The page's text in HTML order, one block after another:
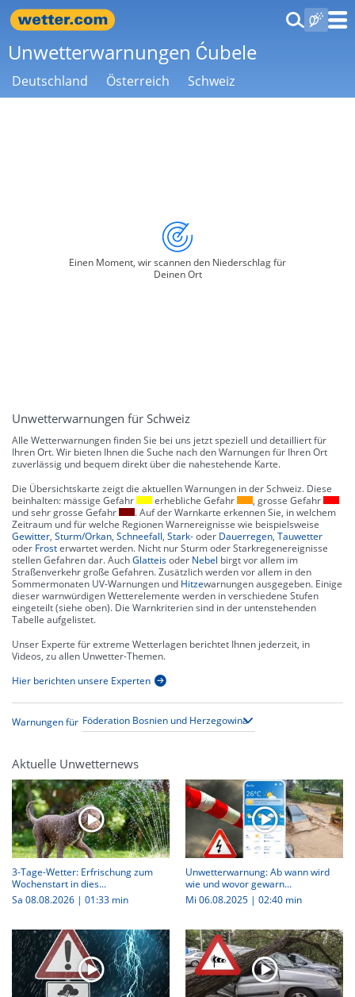
Unwetterwarnungen Ćubele
Deutschland Österreich Schweiz
Einen Moment, wir scannen den Niederschlag für
Deinen Ort
Unwetterwarnungen für Schweiz
Alle Wetterwarnungen finden Sie bei uns jetzt speziell und detailliert für
Ihren Ort. Wir bieten Ihnen die Suche nach den Warnungen für Ihren Ort
zuverlässig und bequem direkt über die nahestehende Karte.
Die Übersichtskarte zeigt die aktuellen Warnungen in der Schweiz. Diese
beinhalten: mässige Gefahr
erhebliche Gefahr
, grosse Gefahr
und sehr grosse Gefahr
. Auf der Warnkarte erkennen Sie, in welchem
Zeitraum und für welche Regionen Warnereignisse wie beispielsweise
Gewitter, Sturm/Orkan, Schneefall, Stark- oder Dauerregen, Tauwetter
oder Frosterwartet werden. Nicht nur Sturm oder Starkregenereignisse
stellen Gefahren dar. AuchGlatteisoder Nebel birgt vor allem im
Straßenverkehr große Gefahren. Zusätzlich werden vor allem in den
Sommermonaten UV-Warnungen und Hitzewarnungen ausgegeben. Einige
dieser warnwürdigen Wetterelemente werden in verschiedene Stufen
eingeteilt (siehe oben). Die Warnkriterien sind in der untenstehenden
Tabelle aufgelistet.
Unser Experte für extreme Wetterlagen berichtet Ihnen jederzeit, in
Videos, zu allen Unwetter-Themen.
Hier berichten unsere Experten
Warnungen für
Aktuelle Unwetternews
3-Tage-Wetter: Erfrischung zum
Wochenstart in dies...
Sa 08.08.2026 | 01:33 min
Unwetterwarnung: Ab wann wird
wie und wovor gewarn...
Mi 06.08.2025 | 02:40 min